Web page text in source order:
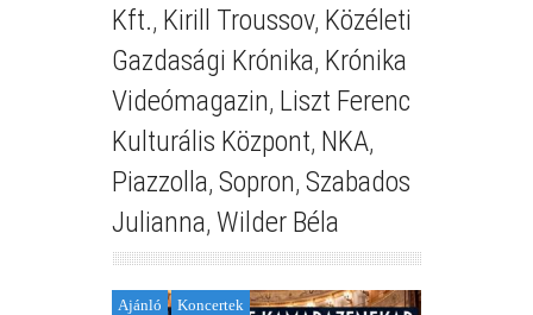
Kft., Kirill Troussov, Közéleti
Gazdasági Krónika, Krónika
Videómagazin, Liszt Ferenc
Kulturális Központ, NKA,
Piazzolla, Sopron, Szabados
Julianna, Wilder Béla
Ajánló Koncertek